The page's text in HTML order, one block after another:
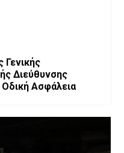
Γενικής
Διεύθυνσης
Ασφάλεια